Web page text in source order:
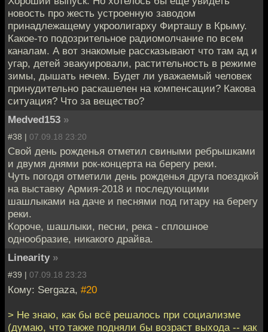
новость про жесть устроенную заводом
принадлежащему укроолигарху Фирташу в Крыму.
Какое-то подозрительное радиомолчание по всем
каналам. А вот знакомые рассказывают что там ад и
угар, детей эвакуировали, растительность в режиме
зимы, дышать нечем. Будет ли уважаемый человек
принудительно раскашелен на компенсации? Какова
ситуация? Что за вещество?
Medved153 »
#38 | 07.09.18 23:20
Свой день рожденья отметил свиными ребрышками
и двумя днями рок-концерта на берегу реки.
Чуть погодя отметили день рожденья друга поездкой
на выставку Армия-2018 и последующими
шашлыками на даче и песнями под гитару на берегу
реки.
Короче, шашлыки, песни, река - сплошное
однообразие, никакого драйва.
Linearity »
#39 | 07.09.18 23:23
Кому: Sergaza, #20
> Не знаю, как бы всё решалось при социализме
(думаю, что также подняли бы возраст выхода -- как